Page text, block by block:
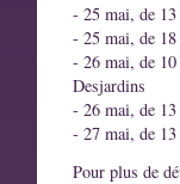
- 25 mai, de 13
- 25 mai, de 18
- 26 mai, de
Desjardins
- 26 mai, de 13
- 27 mai, de 13
Pour plus de